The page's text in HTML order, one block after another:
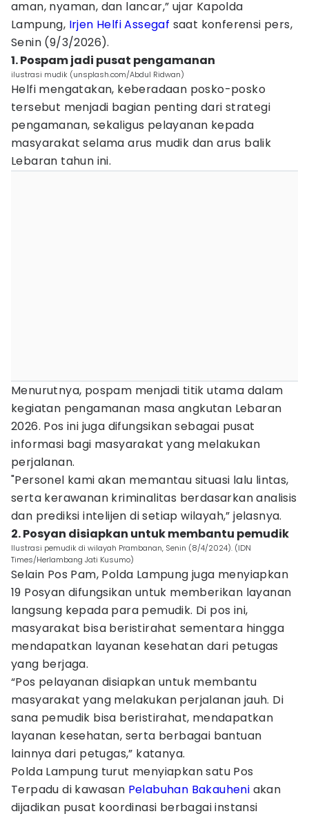
aman, nyaman, dan lancar,” ujar Kapolda
Lampung, Irjen Helfi Assegaf saat konferensi pers,
Senin (9/3/2026).
1. Pospam jadi pusat pengamanan
ilustrasi mudik (unsplash.com/Abdul Ridwan)
Helfi mengatakan, keberadaan posko-posko
tersebut menjadi bagian penting dari strategi
pengamanan, sekaligus pelayanan kepada
masyarakat selama arus mudik dan arus balik
Lebaran tahun ini.
Menurutnya, pospam menjadi titik utama dalam
kegiatan pengamanan masa angkutan Lebaran
2026. Pos ini juga difungsikan sebagai pusat
informasi bagi masyarakat yang melakukan
perjalanan.
"Personel kami akan memantau situasi lalu lintas,
serta kerawanan kriminalitas berdasarkan analisis
dan prediksi intelijen di setiap wilayah,” jelasnya.
2. Posyan disiapkan untuk membantu pemudik
Ilustrasi pemudik di wilayah Prambanan, Senin (8/4/2024). (IDN
Times/Herlambang Jati Kusumo)
Selain Pos Pam, Polda Lampung juga menyiapkan
19 Posyan difungsikan untuk memberikan layanan
langsung kepada para pemudik. Di pos ini,
masyarakat bisa beristirahat sementara hingga
mendapatkan layanan kesehatan dari petugas
yang berjaga.
“Pos pelayanan disiapkan untuk membantu
masyarakat yang melakukan perjalanan jauh. Di
sana pemudik bisa beristirahat, mendapatkan
layanan kesehatan, serta berbagai bantuan
lainnya dari petugas,” katanya.
Polda Lampung turut menyiapkan satu Pos
Terpadu di kawasan Pelabuhan Bakauheni akan
dijadikan pusat koordinasi berbagai instansi